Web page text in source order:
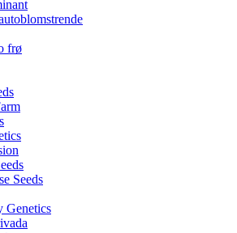
frø
Seeds
Genetics